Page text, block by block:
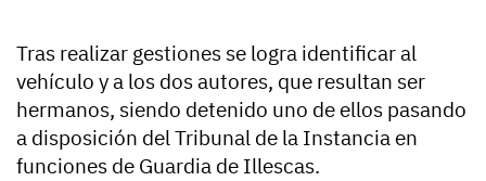
Tras realizar gestiones se logra identificar al
vehículo y a los dos autores, que resultan ser
hermanos, siendo detenido uno de ellos pasando
a disposición del Tribunal de la Instancia en
funciones de Guardia de Illescas.